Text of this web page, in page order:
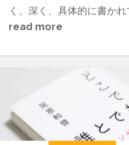
く、深く、具体的に書かれ
read more